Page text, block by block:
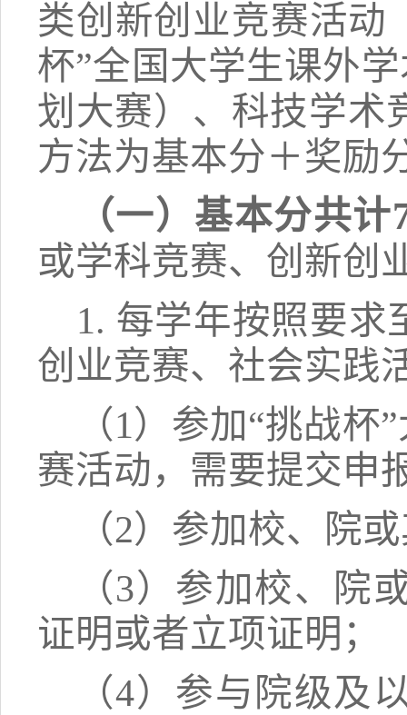
类创新创业竞赛活动
杯”全国大学生课外
划大赛）、 科技学术
方法为基本分＋奖励
（一） 基本分共计
或学科竞赛、创新创
1. 每学年按照要求
创业竞赛、社会实践
（1） 参加“挑战杯”
赛活动，需要提交申
（2）参加校、院
（3）参加校、院
证明或者立项证明；
（4）参与院级及